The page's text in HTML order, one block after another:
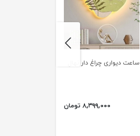
ساعت دیواری چراغ دار نهال
۸,۳۹۹,۰۰۰ تومان
next